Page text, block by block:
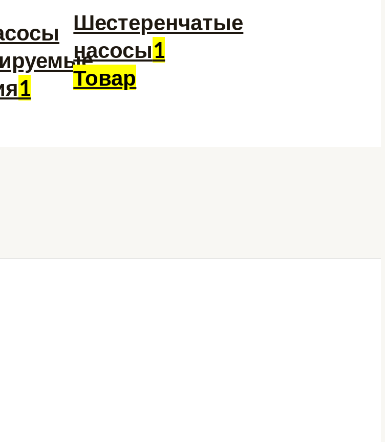
1
Шестеренчатые
насосы1
Товар